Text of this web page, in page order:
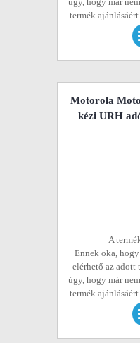
termék
Motorola
kézi URH
A
Ennek oka,
elérhető az
úgy, hogy már
termék